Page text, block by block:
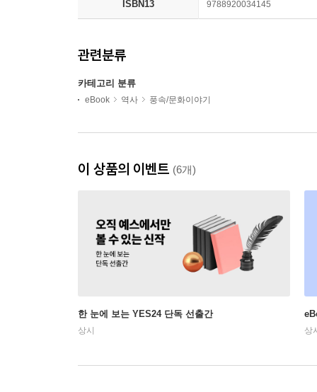
ISBN13 9788920034145
관련분류
카테고리 분류
eBook 역사 풍속/문화이야기
이 상품의 이벤트 (6개)
한 눈에 보는 YES24 단독 선출간
상시 상